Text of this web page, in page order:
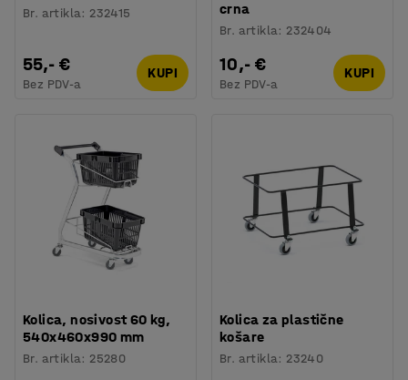
Br. artikla: 232415
55,- €
Bez PDV-a
KUPI
crna
Br. artikla: 232404
10,- €
Bez PDV-a
KUPI
Kolica, nosivost 60 kg,
540x460x990 mm
Br. artikla: 25280
Kolica za plastične
košare
Br. artikla: 23240